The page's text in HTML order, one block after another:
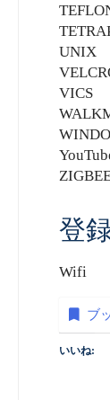
UNIX
VICS
登
Wifi
ブ
いいね: